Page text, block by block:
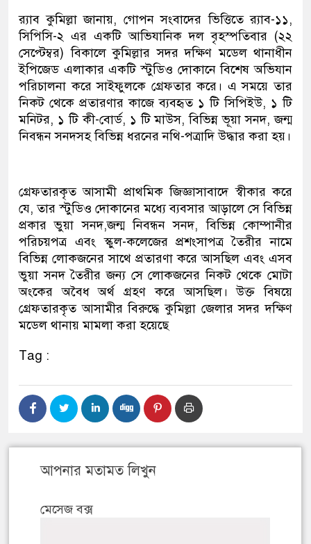
র‌্যাব কুমিল্লা জানায়, গোপন সংবাদের ভিত্তিতে র‌্যাব-১১,
সিপিসি-২ এর একটি আভিযানিক দল বৃহস্পতিবার (২২
সেপ্টেম্বর) বিকালে কুমিল্লার সদর দক্ষিণ মডেল থানাধীন
ইপিজেড এলাকার একটি স্টুডিও দোকানে বিশেষ অভিযান
পরিচালনা করে সাইফুলকে গ্রেফতার করে। এ সময়ে তার
নিকট থেকে প্রতারণার কাজে ব্যবহৃত ১ টি সিপিইউ, ১ টি
মনিটর, ১ টি কী-বোর্ড, ১ টি মাউস, বিভিন্ন ভূয়া সনদ, জন্ম
নিবন্ধন সনদসহ বিভিন্ন ধরনের নথি-পত্রাদি উদ্ধার করা হয়।
গ্রেফতারকৃত আসামী প্রাথমিক জিজ্ঞাসাবাদে স্বীকার করে
যে, তার স্টুডিও দোকানের মধ্যে ব্যবসার আড়ালে সে বিভিন্ন
প্রকার ভুয়া সনদ,জন্ম নিবন্ধন সনদ, বিভিন্ন কোম্পানীর
পরিচয়পত্র এবং স্কুল-কলেজের প্রশংসাপত্র তৈরীর নামে
বিভিন্ন লোকজনের সাথে প্রতারণা করে আসছিল এবং এসব
ভুয়া সনদ তৈরীর জন্য সে লোকজনের নিকট থেকে মোটা
অংকের অবৈধ অর্থ গ্রহণ করে আসছিল। উক্ত বিষয়ে
গ্রেফতারকৃত আসামীর বিরুদ্ধে কুমিল্লা জেলার সদর দক্ষিণ
মডেল থানায় মামলা করা হয়েছে
Tag :
আপনার মতামত লিখুন
মেসেজ বক্স